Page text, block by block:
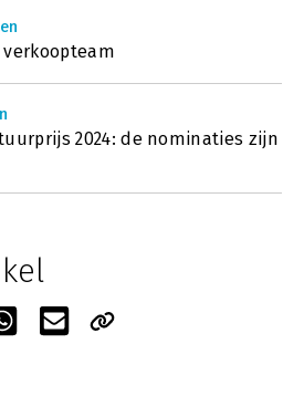
2024: de nominaties zijn